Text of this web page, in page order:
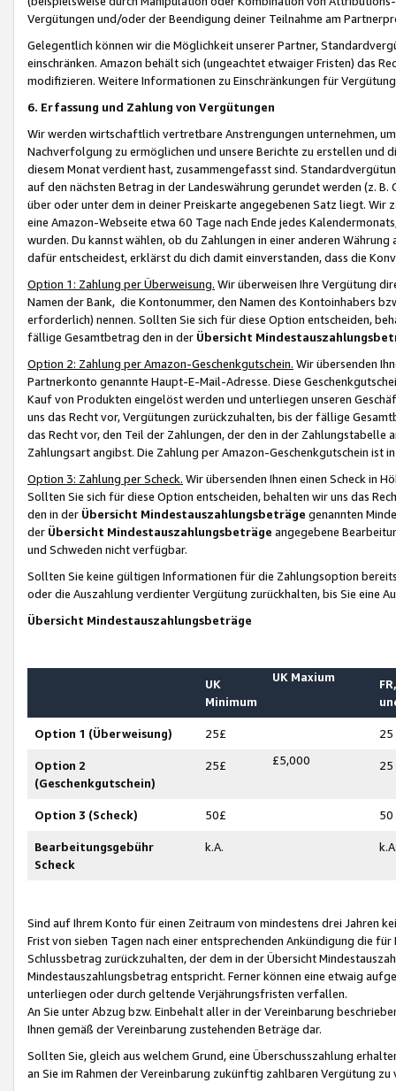
Vergütungen und/oder der Beendigung deiner Teilnahme am
Gelegentlich können wir die Möglichkeit unserer Partner,
einschränken. Amazon behält sich (ungeachtet etwaiger Fristen) das
modifizieren. Weitere Informationen zu Einschränkungen für
6. Erfassung und Zahlung von Vergütungen
Wir werden wirtschaftlich vertretbare Anstrengungen unternehmen,
Nachverfolgung zu ermöglichen und unsere Berichte zu erstellen und
diesem Monat verdient hast, zusammengefasst sind.
auf den nächsten Betrag in der Landeswährung gerundet werden (z.
über oder unter dem in deiner Preiskarte angegebenen Satz liegt.
eine Amazon-Webseite etwa 60 Tage nach Ende jedes
wurden. Du kannst wählen, ob du Zahlungen in einer anderen
dafür entscheidest, erklärst du dich damit einverstanden, dass die
Option 1: Zahlung per Überweisung. Wir überweisen Ihre Vergütung
Namen der Bank, die Kontonummer, den Namen des Kontoinhabers
erforderlich) nennen. Sollten Sie sich für diese Option entscheiden,
fällige Gesamtbetrag den in der Übersicht
Option 2: Zahlung per Amazon-Geschenkgutschein. Wir übersenden
Partnerkonto genannte Haupt-E-Mail-Adresse. Diese
Kauf von Produkten eingelöst werden und unterliegen unseren
uns das Recht vor, Vergütungen zurückzuhalten, bis der fällige
das Recht vor, den Teil der Zahlungen, der den in der
Zahlungsart angibst. Die Zahlung per Amazon-Geschenkgutschein ist
Option 3: Zahlung per Scheck. Wir übersenden Ihnen einen Scheck in
Sollten Sie sich für diese Option entscheiden, behalten wir uns das
den in der Übersicht Mindestauszahlungsbeträge genannten
der Übersicht Mindestauszahlungsbeträge angegebene
und Schweden nicht verfügbar.
Sollten Sie keine gültigen Informationen für die Zahlungsoption
oder die Auszahlung verdienter Vergütung zurückhalten, bis Sie
Übersicht Mindestauszahlungsbeträge
UK
Minimum
UK Maxium
Option 1 (Überweisung) 25£ 25
Option 2
(Geschenkgutschein)
25£ £5,000 25
Option 3 (Scheck) 50£ 50
Bearbeitungsgebühr
Scheck
k.A.
Sind auf Ihrem Konto für einen Zeitraum von mindestens drei Jahren
Frist von sieben Tagen nach einer entsprechenden Ankündigung die
Schlussbetrag zurückzuhalten, der dem in der Übersicht
Mindestauszahlungsbetrag entspricht. Ferner können eine etwaig
unterliegen oder durch geltende Verjährungsfristen verfallen.
An Sie unter Abzug bzw. Einbehalt aller in der Vereinbarung
Ihnen gemäß der Vereinbarung zustehenden Beträge dar.
Sollten Sie, gleich aus welchem Grund, eine Überschusszahlung
an Sie im Rahmen der Vereinbarung zukünftig zahlbaren Vergütung zu